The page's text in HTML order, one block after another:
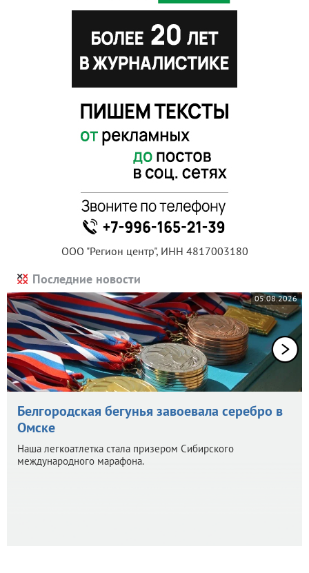
ООО "Регион центр", ИНН 4817003180
Последние новости
05.08.2026
Белгородская бегунья завоевала серебро в
Омске
Наша легкоатлетка стала призером Сибирского
международного марафона.